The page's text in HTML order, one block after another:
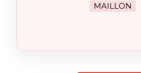
MAILLON